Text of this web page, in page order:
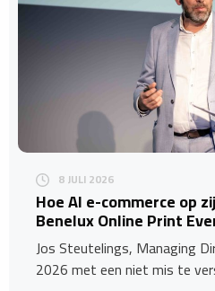
8 JULI 2026
Hoe AI e-commerce op
Benelux Online Print
Jos Steutelings, Managing
2026 met een niet mis te